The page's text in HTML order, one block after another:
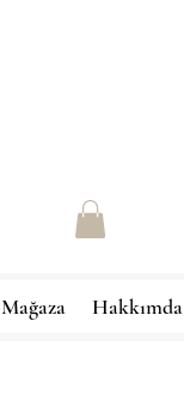
Mağaza Hakkımda